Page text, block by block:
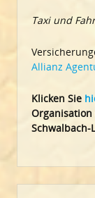
Taxi und
Allianz
Klicken Sie
Schwalbach-